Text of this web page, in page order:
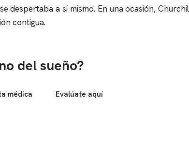
despertaba a sí mismo. En una ocasión,
contigua.
del sueño?
médica Evalúate aquí